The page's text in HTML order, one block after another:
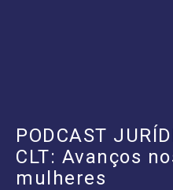
PODCAST
CLT: Avanços
mulheres